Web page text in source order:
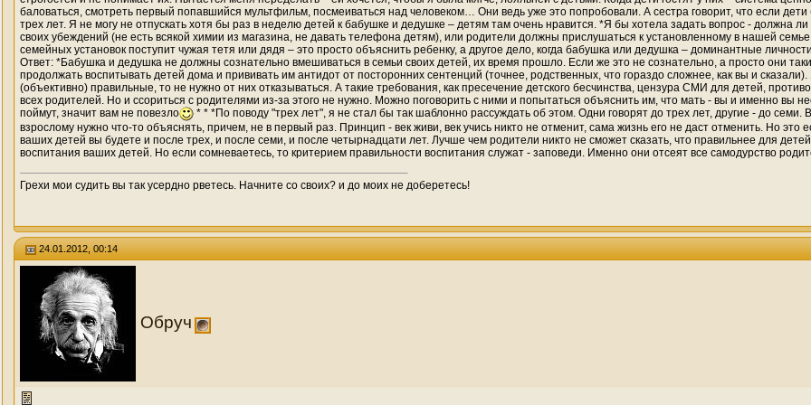
баловаться, смотреть первый попавшийся мультфильм, посмеиваться над человеком… Они ведь уже это попробовали. А сестра говорит, что если
трех лет. Я не могу не отпускать хотя бы раз в неделю детей к бабушке и дедушке – детям там очень нравится. *Я бы хотела задать вопрос - должна
своих убеждений (не есть всякой химии из магазина, не давать телефона детям), или родители должны прислушаться к установленному в нашей
семейных установок поступит чужая тетя или дядя – это просто объяснить ребенку, а другое дело, когда бабушка или дедушка – доминантные
Ответ: *Бабушка и дедушка не должны сознательно вмешиваться в семьи своих детей, их время прошло. Если же это не сознательно, а просто они
продолжать воспитывать детей дома и прививать им антидот от посторонних сентенций (точнее, родственных, что гораздо сложнее, как вы и
(объективно) правильные, то не нужно от них отказываться. А такие требования, как пресечение детского бесчинства, цензура СМИ для детей,
всех родителей. Но и ссориться с родителями из-за этого не нужно. Можно поговорить с ними и попытаться объяснить им, что мать - вы и именно вы
поймут, значит вам не повезло
* * *По поводу "трех лет", я не стал бы так шаблонно рассуждать об этом. Одни говорят до трех лет, другие - до
взрослому нужно что-то объяснять, причем, не в первый раз. Принцип - век живи, век учись никто не отменит, сама жизнь его не даст отменить. Но это
ваших детей вы будете и после трех, и после семи, и после четырнадцати лет. Лучше чем родители никто не сможет сказать, что правильнее для
воспитания ваших детей. Но если сомневаетесь, то критерием правильности воспитания служат - заповеди. Именно они отсеят все самодурство
Грехи мои судить вы так усердно рветесь. Начните со своих? и до моих не доберетесь!
24.01.2012, 00:14
Обруч